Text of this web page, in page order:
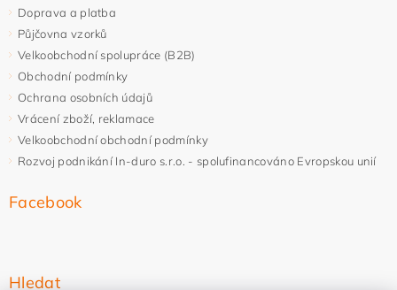
Doprava a platba
Půjčovna vzorků
Velkoobchodní spolupráce (B2B)
Obchodní podmínky
Ochrana osobních údajů
Vrácení zboží, reklamace
Velkoobchodní obchodní podmínky
Rozvoj podnikání In-duro s.r.o. - spolufinancováno Evropskou unií
Facebook
Hledat